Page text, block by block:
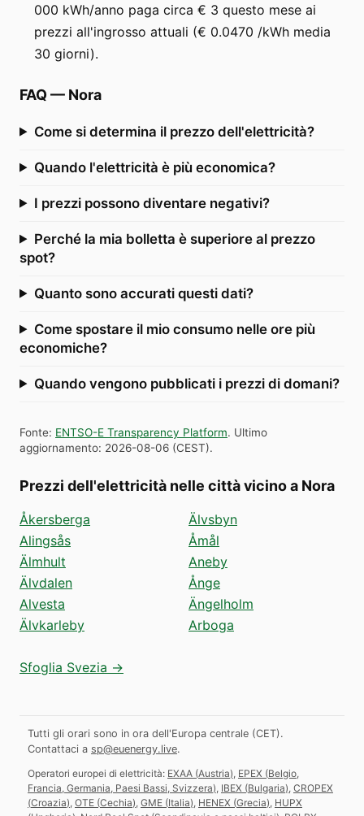
000 kWh/anno paga circa € 3 questo mese ai
prezzi all'ingrosso attuali (€ 0.0470 /kWh media
30 giorni).
FAQ — Nora
Come si determina il prezzo dell'elettricità?
Quando l'elettricità è più economica?
I prezzi possono diventare negativi?
Perché la mia bolletta è superiore al prezzo
spot?
Quanto sono accurati questi dati?
Come spostare il mio consumo nelle ore più
economiche?
Quando vengono pubblicati i prezzi di domani?
Fonte: ENTSO-E Transparency Platform. Ultimo
aggiornamento: 2026-08-06 (CEST).
Prezzi dell'elettricità nelle città vicino a Nora
Åkersberga
Alingsås
Älmhult
Älvdalen
Alvesta
Älvkarleby
Älvsbyn
Åmål
Aneby
Ånge
Ängelholm
Arboga
Sfoglia Svezia →
Tutti gli orari sono in ora dell'Europa centrale (CET).
Contattaci a sp@euenergy.live.
Operatori europei di elettricità: EXAA (Austria) EPEX (Belgio,
Francia, Germania, Paesi Bassi, Svizzera) IBEX (Bulgaria) CROPEX
(Croazia) OTE (Cechia) GME (Italia) HENEX (Grecia) HUPX